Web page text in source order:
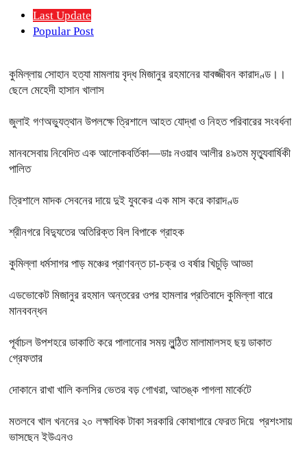
Last Update
Popular Post
কুমিল্লায় সোহান হত্যা মামলায় বৃদ্ধ মিজানুর রহমানের যাবজ্জীবন কারাদণ্ড।।
ছেলে মেহেদী হাসান খালাস
জুলাই গণঅভ্যুত্থান উপলক্ষে ত্রিশালে আহত যোদ্ধা ও নিহত পরিবারের সংবর্ধনা
মানবসেবায় নিবেদিত এক আলোকবর্তিকা—ডাঃ নওয়াব আলীর ৪৯তম মৃত্যুবার্ষিকী
পালিত
ত্রিশালে মাদক সেবনের দায়ে দুই যুবকের এক মাস করে কারাদণ্ড
শ্রীনগরে বিদ্যুতের অতিরিক্ত বিল বিপাকে গ্রাহক
কুমিল্লা ধর্মসাগর পাড় মঞ্চের প্রাণবন্ত চা-চক্র ও বর্ষার খিচুড়ি আড্ডা
এডভোকেট মিজানুর রহমান অন্তরের ওপর হামলার প্রতিবাদে কুমিল্লা বারে
মানববন্ধন
পূর্বাচল উপশহরে ডাকাতি করে পালানোর সময় লুন্ঠিত মালামালসহ ছয় ডাকাত
গ্রেফতার
দোকানে রাখা খালি কলসির ভেতর বড় গোখরা, আতঙ্ক পাগলা মার্কেটে
মতলবে খাল খননের ২০ লক্ষাধিক টাকা সরকারি কোষাগারে ফেরত দিয়ে প্রশংসায়
ভাসছেন ইউএনও